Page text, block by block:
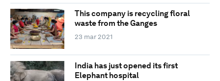
This company is recycling floral
waste from the Ganges
23 mar 2021
India has just opened its first
Elephant hospital